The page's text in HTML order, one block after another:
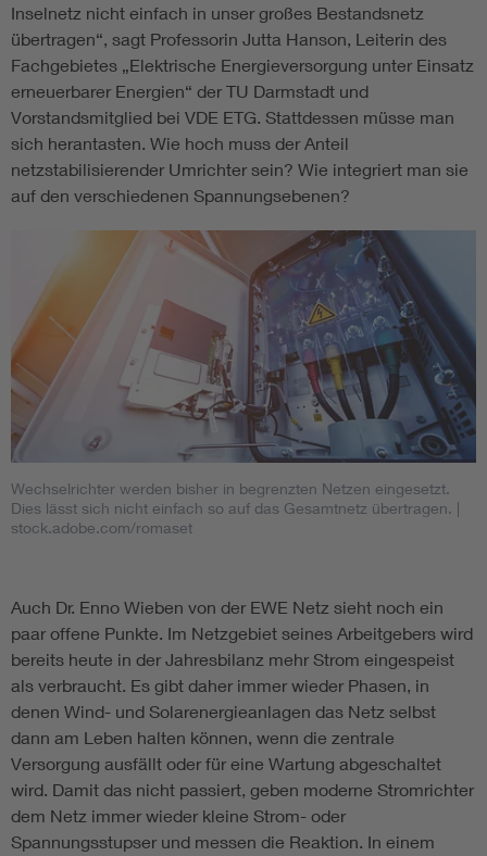
Inselnetz nicht einfach in unser großes Bestandsnetz
übertragen“, sagt Professorin Jutta Hanson, Leiterin des
Fachgebietes „Elektrische Energieversorgung unter Einsatz
erneuerbarer Energien“ der TU Darmstadt und
Vorstandsmitglied bei VDE ETG. Stattdessen müsse man
sich herantasten. Wie hoch muss der Anteil
netzstabilisierender Umrichter sein? Wie integriert man sie
auf den verschiedenen Spannungsebenen?
Wechselrichter werden bisher in begrenzten Netzen eingesetzt.
Dies lässt sich nicht einfach so auf das Gesamtnetz übertragen.
stock.adobe.com/romaset
Auch Dr. Enno Wieben von der EWE Netz sieht noch ein
paar offene Punkte. Im Netzgebiet seines Arbeitgebers wird
bereits heute in der Jahresbilanz mehr Strom eingespeist
als verbraucht. Es gibt daher immer wieder Phasen, in
denen Wind- und Solarenergieanlagen das Netz selbst
dann am Leben halten können, wenn die zentrale
Versorgung ausfällt oder für eine Wartung abgeschaltet
wird. Damit das nicht passiert, geben moderne Stromrichter
dem Netz immer wieder kleine Strom- oder
Spannungsstupser und messen die Reaktion. In einem